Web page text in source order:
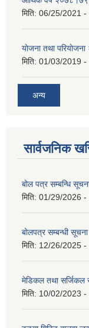
मिति: 06/25/2021 -
याेजना तथा
मिति: 01/03/2019 -
अन्य
सार्वजनिक
बोल पत्र सम्बन्धि
मिति: 01/29/2026 -
बोलपत्र सम्बन्धी सूचना
मिति: 12/26/2025 -
मेडिकल तथा सर्जिकल
मिति: 10/02/2023 -